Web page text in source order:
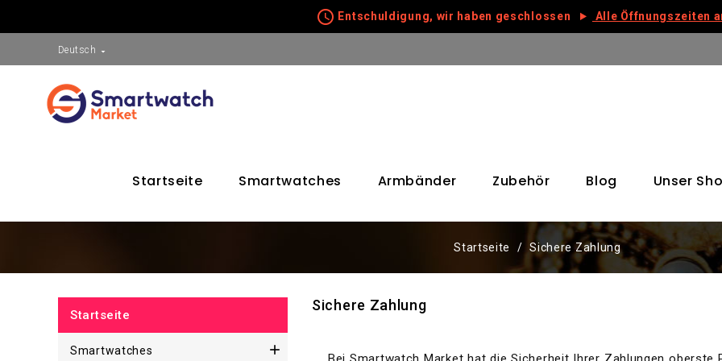
schedule Entschuldigung, wir haben geschlossen Alle Öffnungszeiten
Deutsch 
Startseite Smartwatches Armbänder Zubehör Blog Unser
Startseite Sichere Zahlung
Startseite
Smartwatches 
Sichere Zahlung